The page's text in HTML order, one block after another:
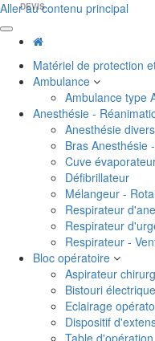
Aller au contenu principal
Matériel de protection
Ambulance
Ambulance type
Anesthésie -
Anesthésie
Bras Anesthésie
Cuve
Défibrillateur
Mélangeur -
Respirateur
Respirateur
Respirateur -
Bloc opératoire
Aspirateur
Bistouri électrique
Eclairage
Dispositif
Table d'opération
DEVIS